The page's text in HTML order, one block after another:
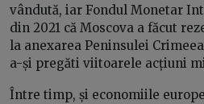
vândută, iar Fondul Monetar
din 2021 că Moscova a făcut
la anexarea Peninsulei
a-și pregăti viitoarele acțiuni
Între timp, și economiile